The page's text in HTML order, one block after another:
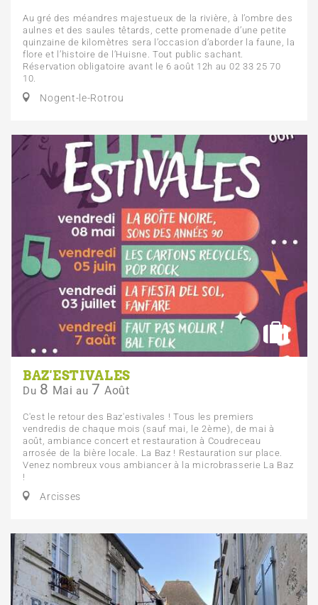
Au gré des méandres majestueux de la rivière, à l’ombre des
aulnes et des saules têtards, cette promenade d’une petite
quinzaine de kilomètres sera l’occasion d’aborder la faune, la
flore et l’histoire de l’Huisne. Tout public sachant.
Réservation obligatoire avant le 6 août 12h au 02 33 25 70
10.
Nogent-le-Rotrou
BAZ'ESTIVALES
Du 8 Mai au 7 Août
C'est le retour des Baz'estivales ! Tous les premiers
vendredis de chaque mois (sauf mai, le 2ème), de mai à
août, ambiance concert et restauration à Coudreceau
arrosée de la bière locale. La Baz ! Restauration sur place.
Venez nombreux vous ambiancer à la microbrasserie La Baz
!
Arcisses